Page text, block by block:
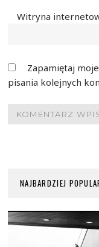
Witryna
Zapamiętaj
pisania kolejnych
NAJBARDZIEJ